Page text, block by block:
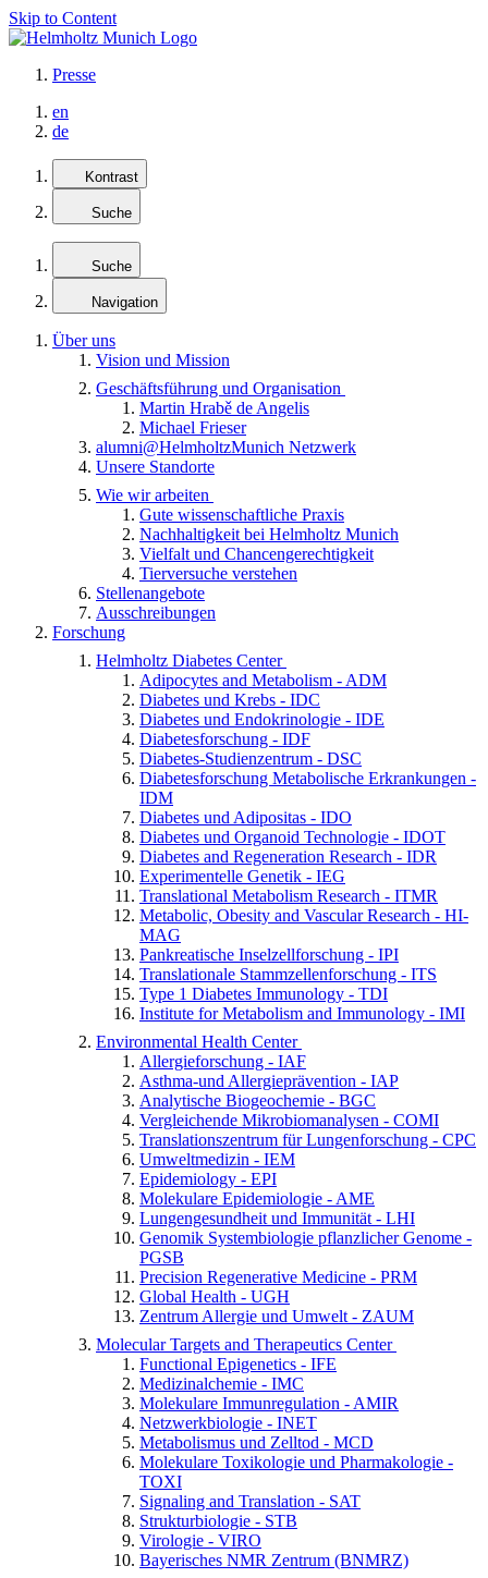
Skip to Content
Presse
en
de
Kontrast
Suche
Suche
Navigation
Über uns
Vision und Mission
Geschäftsführung und Organisation
Martin Hrabě de Angelis
Michael Frieser
alumni@HelmholtzMunich Netzwerk
Unsere Standorte
Wie wir arbeiten
Gute wissenschaftliche Praxis
Nachhaltigkeit bei Helmholtz Munich
Vielfalt und Chancengerechtigkeit
Tierversuche verstehen
Stellenangebote
Ausschreibungen
Forschung
Helmholtz Diabetes Center
Adipocytes and Metabolism - ADM
Diabetes und Krebs - IDC
Diabetes und Endokrinologie - IDE
Diabetesforschung - IDF
Diabetes-Studienzentrum - DSC
Diabetesforschung Metabolische Erkrankungen -
IDM
Diabetes und Adipositas - IDO
Diabetes und Organoid Technologie - IDOT
Diabetes and Regeneration Research - IDR
Experimentelle Genetik - IEG
Translational Metabolism Research - ITMR
Metabolic, Obesity and Vascular Research - HI-
MAG
Pankreatische Inselzellforschung - IPI
Translationale Stammzellenforschung - ITS
Type 1 Diabetes Immunology - TDI
Institute for Metabolism and Immunology - IMI
Environmental Health Center
Allergieforschung - IAF
Asthma-und Allergieprävention - IAP
Analytische Biogeochemie - BGC
Vergleichende Mikrobiomanalysen - COMI
Translationszentrum für Lungenforschung - CPC
Umweltmedizin - IEM
Epidemiology - EPI
Molekulare Epidemiologie - AME
Lungengesundheit und Immunität - LHI
Genomik Systembiologie pflanzlicher Genome -
PGSB
Precision Regenerative Medicine - PRM
Global Health - UGH
Zentrum Allergie und Umwelt - ZAUM
Molecular Targets and Therapeutics Center
Functional Epigenetics - IFE
Medizinalchemie - IMC
Molekulare Immunregulation - AMIR
Netzwerkbiologie - INET
Metabolismus und Zelltod - MCD
Molekulare Toxikologie und Pharmakologie -
TOXI
Signaling and Translation - SAT
Strukturbiologie - STB
Virologie - VIRO
Bayerisches NMR Zentrum (BNMRZ)